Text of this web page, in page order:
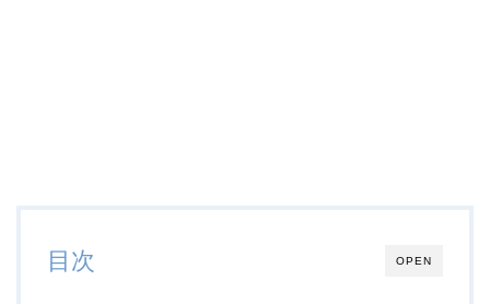
OPEN
目次